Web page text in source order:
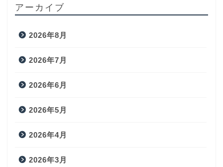
アーカイブ
2026年8月
2026年7月
2026年6月
2026年5月
2026年4月
2026年3月